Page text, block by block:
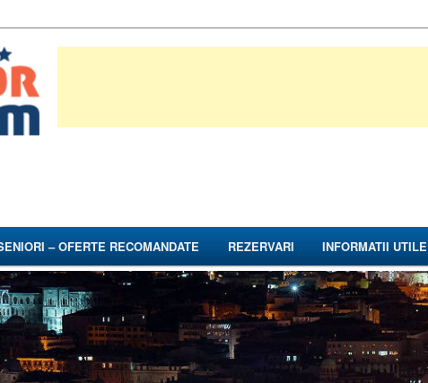
– OFERTE RECOMANDATE REZERVARI INFORMATII UTILE